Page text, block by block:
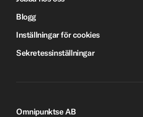
Blogg
Inställningar för cookies
Sekretessinställningar
Omnipunktse AB